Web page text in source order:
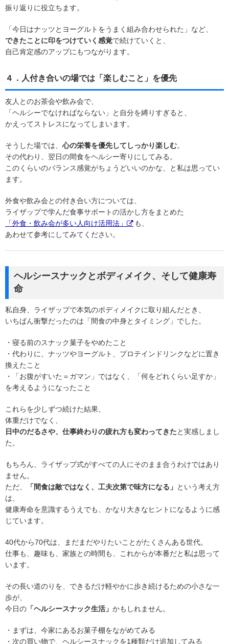
振り返りに役立ちます。
「今日はナッツとヨーグルトをうまく組み合わせられた」など、
できたことに印をつけていく感覚で続けていくと、
自己肯定感のアップにもつながります。
４．人付き合いの場では「楽しむこと」を優先
友人とのお茶会や飲み会で、
「ヘルシーでなければならない」と自分を縛りすぎると、
かえってストレスになってしまいます。
そうした場では、 心の栄養を優先してしっかり楽しむ。
その代わり、翌日の間食をヘルシー寄りにしてみる。
このくらいのバランス感覚がちょうどいいのかな、と私は思ってい
ます。
外食や飲み会との付き合い方については、
ライザップで学んだ食事サポートの活かし方をまとめた
「外食・飲み会が多い人向け活用法」
も、
あわせて参考にしてみてください。
ヘルシースナックとボディメイク、そして健康寿
命
私自身、ライザップで本気のボディメイクに取り組んだとき、
いちばん衝撃だったのは「間食の中身とタイミング」でした。
・寝る前のスナック菓子をやめたこと
・代わりに、ナッツやヨーグルト、プロテインドリンクなどに置き
換えたこと
・「お腹がすいた＝ガマン」ではなく、「何をどれくらい足すか」
を考えるようになったこと
これらを少しずつ続けた結果、
体重だけでなく、
日中のだるさや、仕事終わりの疲れ方も変わってきたと実感しまし
た。
もちろん、ライザップ式がすべての人にそのまま合うわけではあり
ません。
ただ、
「間食は敵ではなく、工夫次第で味方になる」 という考え方
は、
健康寿命を意識するうえでも、かなり大きなヒントになるように感
じています。
40代から70代は、まだまだやりたいことがたくさんある世代。
仕事も、趣味も、家族との時間も、これからが本番だと私は思って
います。
その長い道のりを、できるだけ軽やかに歩き続けるための小さな一
歩が、
今日の 「ヘルシースナック生活」 かもしれません。
・まずは、今家にあるお菓子棚をながめてみる
・次の買い物で、ヘルシースナックを1種類だけ追加してみる